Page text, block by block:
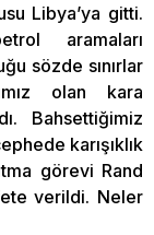
Libya’ya gitti.
aramaları
sözde sınırlar
olan kara
Bahsettiğimiz
karışıklık
görevi Rand
verildi. Neler